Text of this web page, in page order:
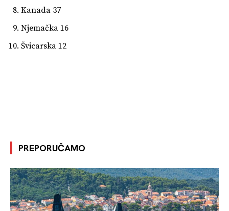
Kanada 37
Njemačka 16
Švicarska 12
PREPORUČAMO